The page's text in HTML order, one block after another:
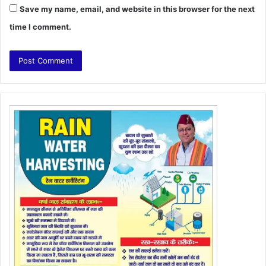
Save my name, email, and website in this browser for the next
time I comment.